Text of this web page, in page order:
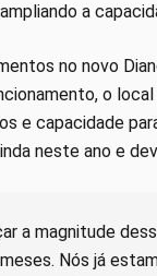
a
no novo
o
e capacidade
neste ano e
a magnitude
Nós já